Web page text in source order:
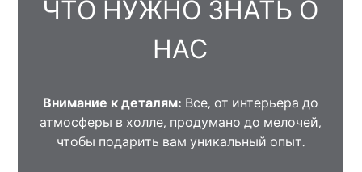
ЧТО НУЖНО ЗНАТЬ О
НАС
Внимание к деталям: Все, от интерьера до
атмосферы в холле, продумано до мелочей,
чтобы подарить вам уникальный опыт.